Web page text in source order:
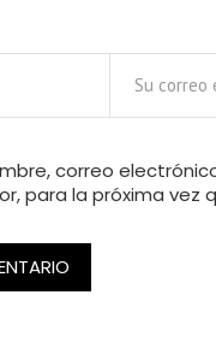
correo
para la próxima vez